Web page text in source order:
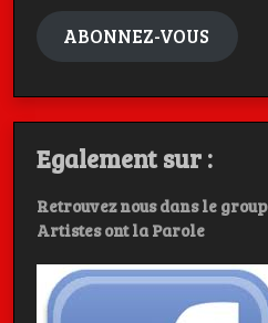
mail
ABONNEZ-VOUS
Egalement sur :
Retrouvez nous dans le
Artistes ont la Parole